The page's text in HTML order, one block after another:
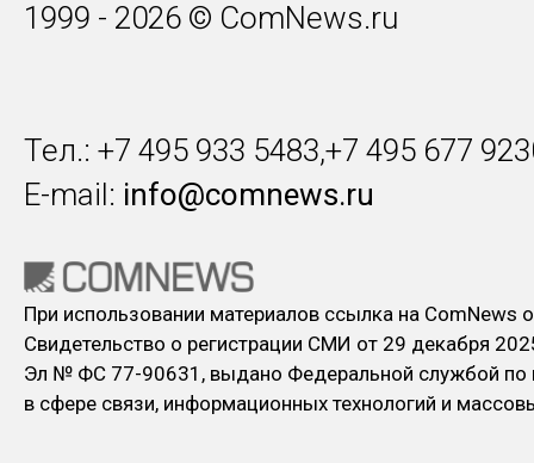
1999 - 2026 © ComNews.ru
Тел.: +7 495 933 5483,+7 495 677
E-mail: info@comnews.ru
При использовании материалов ссылка на ComNews
Свидетельство о регистрации СМИ от 29 декабря
Эл № ФC 77-90631, выдано Федеральной службой по
в сфере связи, информационных технологий и